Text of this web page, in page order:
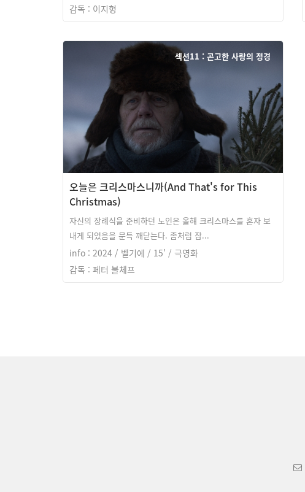
감독 : 이지형
섹션11 : 곤고한 사랑의 정경
오늘은 크리스마스니까(And That's for This
Christmas)
자신의 장례식을 준비하던 노인은 올해 크리스마스를 혼자 보
내게 되었음을 문득 깨닫는다. 좀처럼 잠...
info : 2024 / 벨기에 / 15' / 극영화
감독 : 페터 불체프